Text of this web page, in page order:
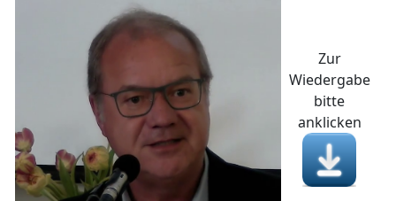
Zur
Wiedergabe
bitte
anklicken